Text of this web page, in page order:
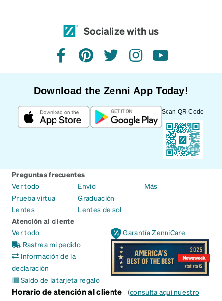
Socialize with us
facebookpinteresttwitterinstagramyoutube
Download the Zenni App Today!
Scan QR Code
Preguntas frecuentes
Ver todo
Prueba virtual
Lentes
Envío
Graduación
Lentes de sol
Más
Atención al cliente
Ver todo
Rastrea mi pedido
Información de la
declaración
Saldo de la tarjeta regalo
Garantía ZenniCare
Horario de atención al cliente (consulta aquí nuestro